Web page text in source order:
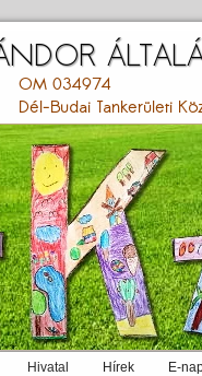
Hivatal Hírek E-